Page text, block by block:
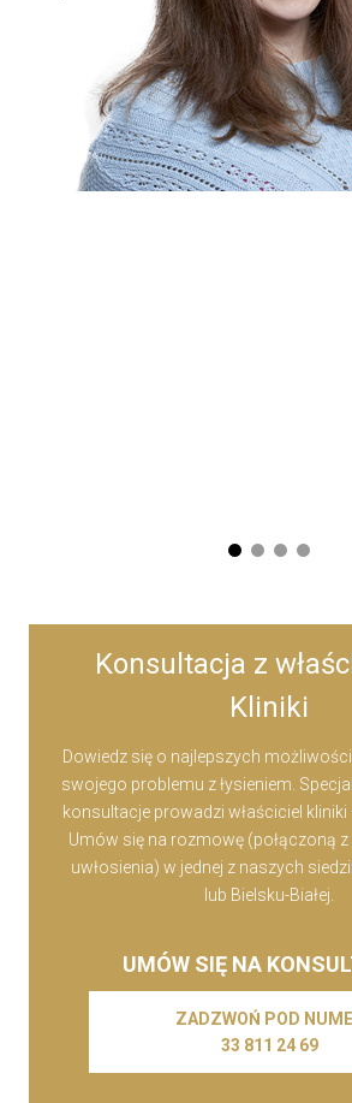
Konsultacja z
Kliniki
Dowiedz się o najlepszych
swojego problemu z łysieniem.
konsultacje prowadzi właściciel kliniki
Umów się na rozmowę (połączoną
uwłosienia) w jednej z naszych
lub Bielsku-Białej.
UMÓW SIĘ NA
ZADZWOŃ POD
33 811 24 69